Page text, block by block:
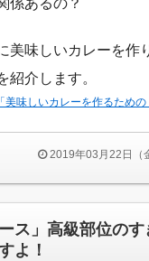
係あるの？
美味しいカレーを作
紹介します。
「美味しいカレーを作るため
2019年03月22日（
ス」高級部位の
よ！